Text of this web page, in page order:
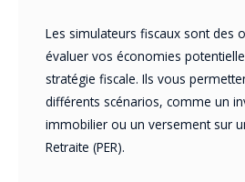
Les simulateurs fiscaux sont des
évaluer vos économies
stratégie fiscale. Ils vous
différents scénarios, comme un
immobilier ou un versement sur
Retraite (PER).